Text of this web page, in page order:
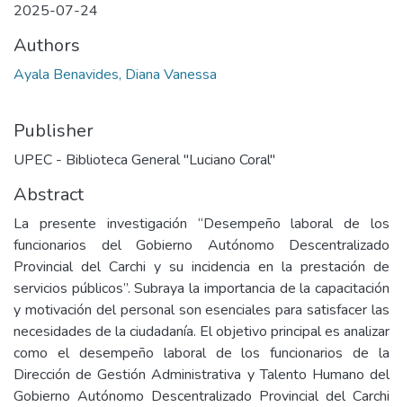
2025-07-24
Authors
Ayala Benavides, Diana Vanessa
Publisher
UPEC - Biblioteca General "Luciano Coral"
Abstract
La presente investigación “Desempeño laboral de los
funcionarios del Gobierno Autónomo Descentralizado
Provincial del Carchi y su incidencia en la prestación de
servicios públicos”. Subraya la importancia de la capacitación
y motivación del personal son esenciales para satisfacer las
necesidades de la ciudadanía. El objetivo principal es analizar
como el desempeño laboral de los funcionarios de la
Dirección de Gestión Administrativa y Talento Humano del
Gobierno Autónomo Descentralizado Provincial del Carchi